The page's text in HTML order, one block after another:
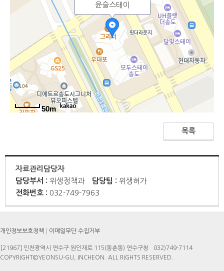
윤슬스테이
50m
목록
자료관리담당자
담당부서 : 위생정책과 담당팀 : 위생허가
전화번호 : 032-749-7963
개인정보보호정책 이메일무단 수집거부
[21967] 인천광역시 연수구 원인재로 115(동춘동) 연수구청
032)749-7114
COPYRIGHT©YEONSU-GU, INCHEON. ALL RIGHTS RESERVED.